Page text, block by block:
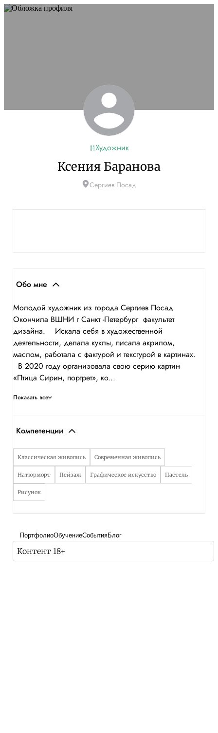
Художник
Ксения Баранова
Сергиев Посад
Обо мне
Молодой художник из города Сергиев Посад
Окончила ВШНИ г Санкт -Петербург факультет
дизайна. Искала себя в художественной
деятельности, делала куклы, писала акрилом,
маслом, работала с фактурой и текстурой в картинах.
В 2020 году организовала свою серию картин
«Птица Сирин, портрет», ко...
Показать все
Компетенции
Классическая живопись Современная живопись
Натюрморт Пейзаж Графическое искусство Пастель
Рисунок
ПортфолиоОбучениеСобытияБлог
Контент 18+